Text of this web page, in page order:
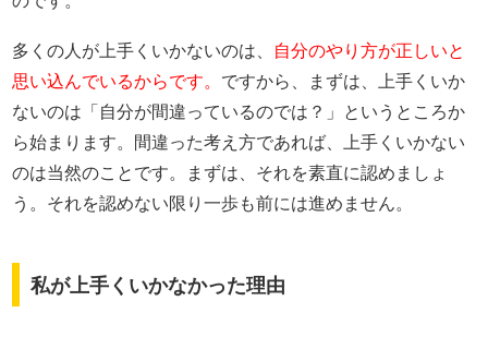
多くの人が上手くいかないのは、
自分のやり方が正しいと
思い込んでいるからです。 ですから、まずは、上手くいか
ないのは「自分が間違っているのでは？」というところか
ら始まります。間違った考え方であれば、上手くいかない
のは当然のことです。まずは、それを素直に認めましょ
う。それを認めない限り一歩も前には進めません。
私が上手くいかなかった理由